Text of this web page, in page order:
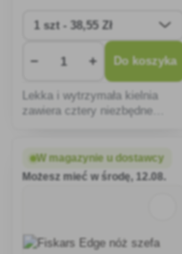
− + Do koszyka
Lekka i wytrzymała kielnia
zawiera cztery niezbędne
W magazynie u dostawcy
Możesz mieć w środę, 12.08.